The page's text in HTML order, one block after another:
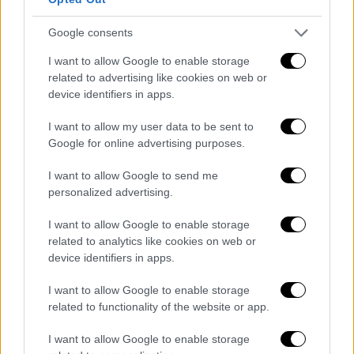
Google consents
I want to allow Google to enable storage
related to advertising like cookies on web or
device identifiers in apps.
I want to allow my user data to be sent to
Google for online advertising purposes.
I want to allow Google to send me
personalized advertising.
I want to allow Google to enable storage
related to analytics like cookies on web or
device identifiers in apps.
I want to allow Google to enable storage
related to functionality of the website or app.
I want to allow Google to enable storage
αστυνομικούς, φέρεται να δήλωσε ότι
αγόρασε μόνος του τα ποτά από σούπερ
μάρκετ της περιοχής, χωρίς γνώση των
γονέων του ή των καθηγητών.
Τελικά τα καμώματα των μαθητών πλήρωσαν
καθηγητές διότι το
Αστυνομικό Τμήμα
Λίμνης Πλαστήραπροχώρησε στη σύλληψη
σχηματίστηκε δικογραφία για «έκθεση και
σωματική βλάβη από αμέλεια». Ο
Εισαγγελέας Πρωτοδικών Καρδίτσας,
ενημερώθηκε για την υπόθεση, έδωσε
προφορική εντολή για την προσωρινή
απελευθέρωσή τους, ενώ η υπόθεση πλέον